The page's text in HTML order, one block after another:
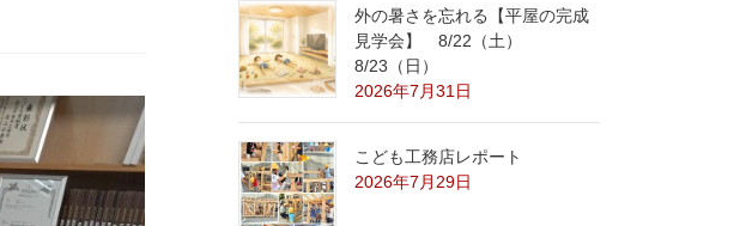
外の暑さを忘れる【平屋の完成
見学会】 8/22（土）
8/23（日）
2026年7月31日
こども工務店レポート
2026年7月29日